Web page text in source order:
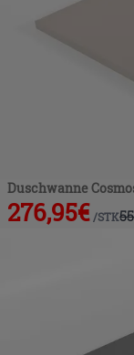
Duschwanne
276,95€ /STK